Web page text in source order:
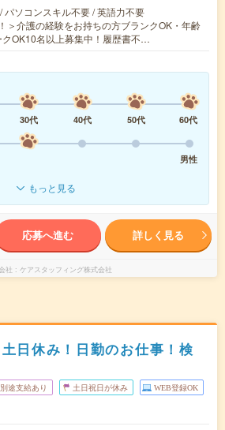
パソコンスキル不要 / 英語力不要
＞介護の経験をお持ちの方ブランクOK・年齢
クOK10名以上募集中！履歴書不…
30代 40代 50代
60代
男性
もっと見る
応募へ進む 詳しく見る
社 ケアスタッフィング株式会社
日休み！日勤のお仕事！検
途支給あり 土日祝日が休み WEB登録OK